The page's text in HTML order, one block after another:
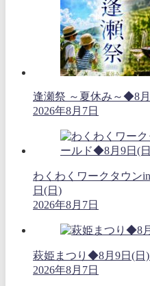
逢瀬祭 ～夏休み～◆8
2026年8月7日
わくわくワークタウン
日(日)
2026年8月7日
萩姫まつり◆8月9日(日
2026年8月7日